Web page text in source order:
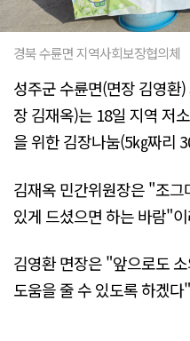
경북 수륜면 지역사회보장협의체
성주군 수륜면(면장 김영환
장 김재옥)는 18일 지역 저
을 위한 김장나눔(5㎏짜리
김재옥 민간위원장은 "조
있게 드셨으면 하는 바람"
김영환 면장은 "앞으로도
도움을 줄 수 있도록 하겠